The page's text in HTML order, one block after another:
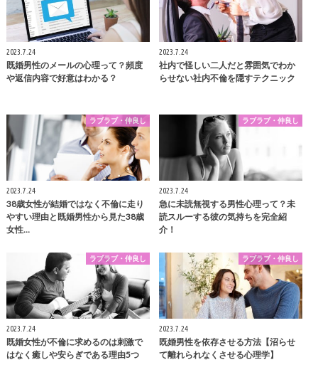
2023.7.24
既婚男性のメールの心理って？頻度
や返信内容で好意はわかる？
2023.7.24
社内で怪しい二人だと雰囲気でわか
らせない社内不倫を隠すテクニック
ラブラブ・仲良し
2023.7.24
38歳女性が結婚ではなく不倫に走り
やすい理由と既婚男性から見た38歳
女性…
ラブラブ・仲良し
2023.7.24
急に未読無視する男性心理って？未
読スルーする彼の気持ちを完全紹
介！
ラブラブ・仲良し
2023.7.24
既婚女性が不倫に求めるのは刺激で
はなく癒しや安らぎである理由5つ
ラブラブ・仲良し
2023.7.24
既婚男性を依存させる方法【沼らせ
て離れられなくさせる心理学】